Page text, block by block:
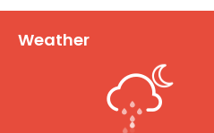
Weather